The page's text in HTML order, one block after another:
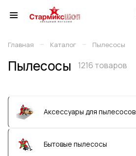
Главная – Каталог – Пылесосы
Пылесосы 1216 товаров
Аксессуары для пылесосов
Бытовые пылесосы